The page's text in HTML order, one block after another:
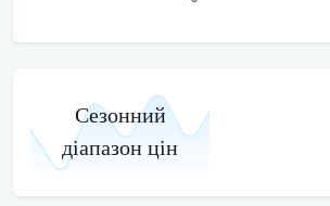
Сезонний
діапазон цін